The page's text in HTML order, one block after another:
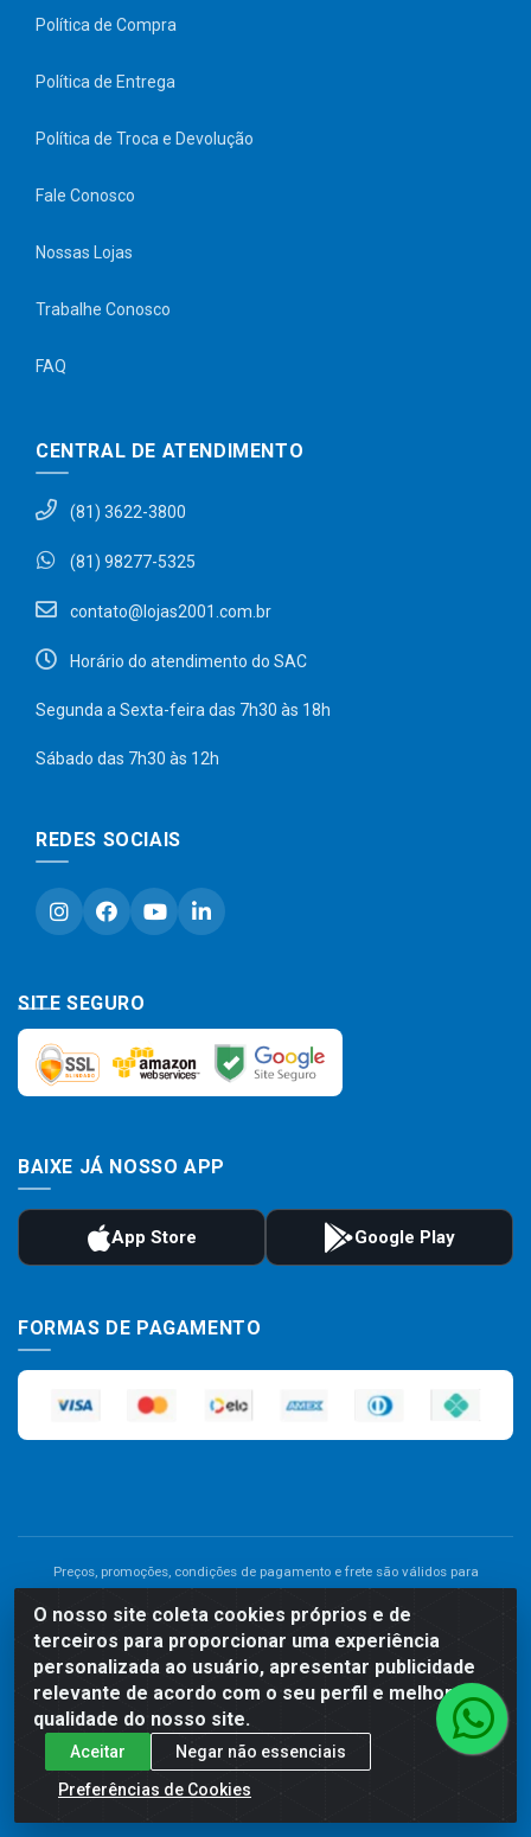
O nosso site coleta cookies próprios e de
terceiros para proporcionar uma experiência
personalizada ao usuário, apresentar publicidade
relevante de acordo com o seu perfil e melhorar a
qualidade do nosso site.
Aceitar
Negar não essenciais
Preferências de Cookies
Política de Compra
Política de Entrega
Política de Troca e Devolução
Fale Conosco
Nossas Lojas
Trabalhe Conosco
FAQ
CENTRAL DE ATENDIMENTO
(81) 3622-3800
(81) 98277-5325
contato@lojas2001.com.br
Horário do atendimento do SAC
Segunda a Sexta-feira das 7h30 às 18h
Sábado das 7h30 às 12h
REDES SOCIAIS
SITE SEGURO
BAIXE JÁ NOSSO APP
FORMAS DE PAGAMENTO
Preços, promoções, condições de pagamento e frete são válidos para
preço de um produto, será válido o preço que for exibido no carrinho de
compras do site no momento do pagamento. As vendas estão sujeitas a
análise e disponibilidade do estoque. Imagens de produtos meramente
Comercial de Construção 2001 LTDA - Av. Congresso
Eucarístico, 1179 - São José, Carpina - PE - CEP: 55811-000 -
70.220.389/0001-66